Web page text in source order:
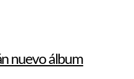
nuevo álbum